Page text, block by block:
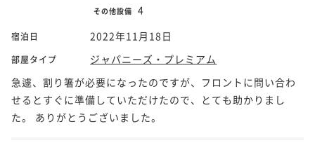
その他設備 4
宿泊日 2022年11月18日
部屋タイプ
ジャパニーズ・プレミアム
急遽、割り箸が必要になったのですが、フロントに問い合わ
せるとすぐに準備していただけたので、とても助かりまし
た。 ありがとうございました。